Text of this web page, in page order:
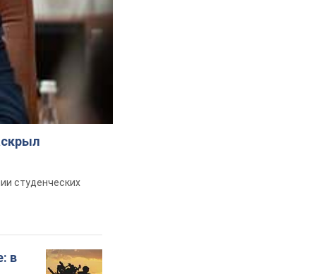
студенческих
в